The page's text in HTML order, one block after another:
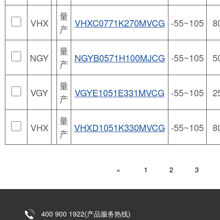
VHX
量
产 VHXC0771K270MVCG -55~105
NGY
量
产 NGYB0571H100MJCG -55~105
VGY
量
产 VGYE1051E331MVCG -55~105
VHX
量
产 VHXD1051K330MVCG -55~105
« 1 2 3
400 900 1922(产品服务热线)